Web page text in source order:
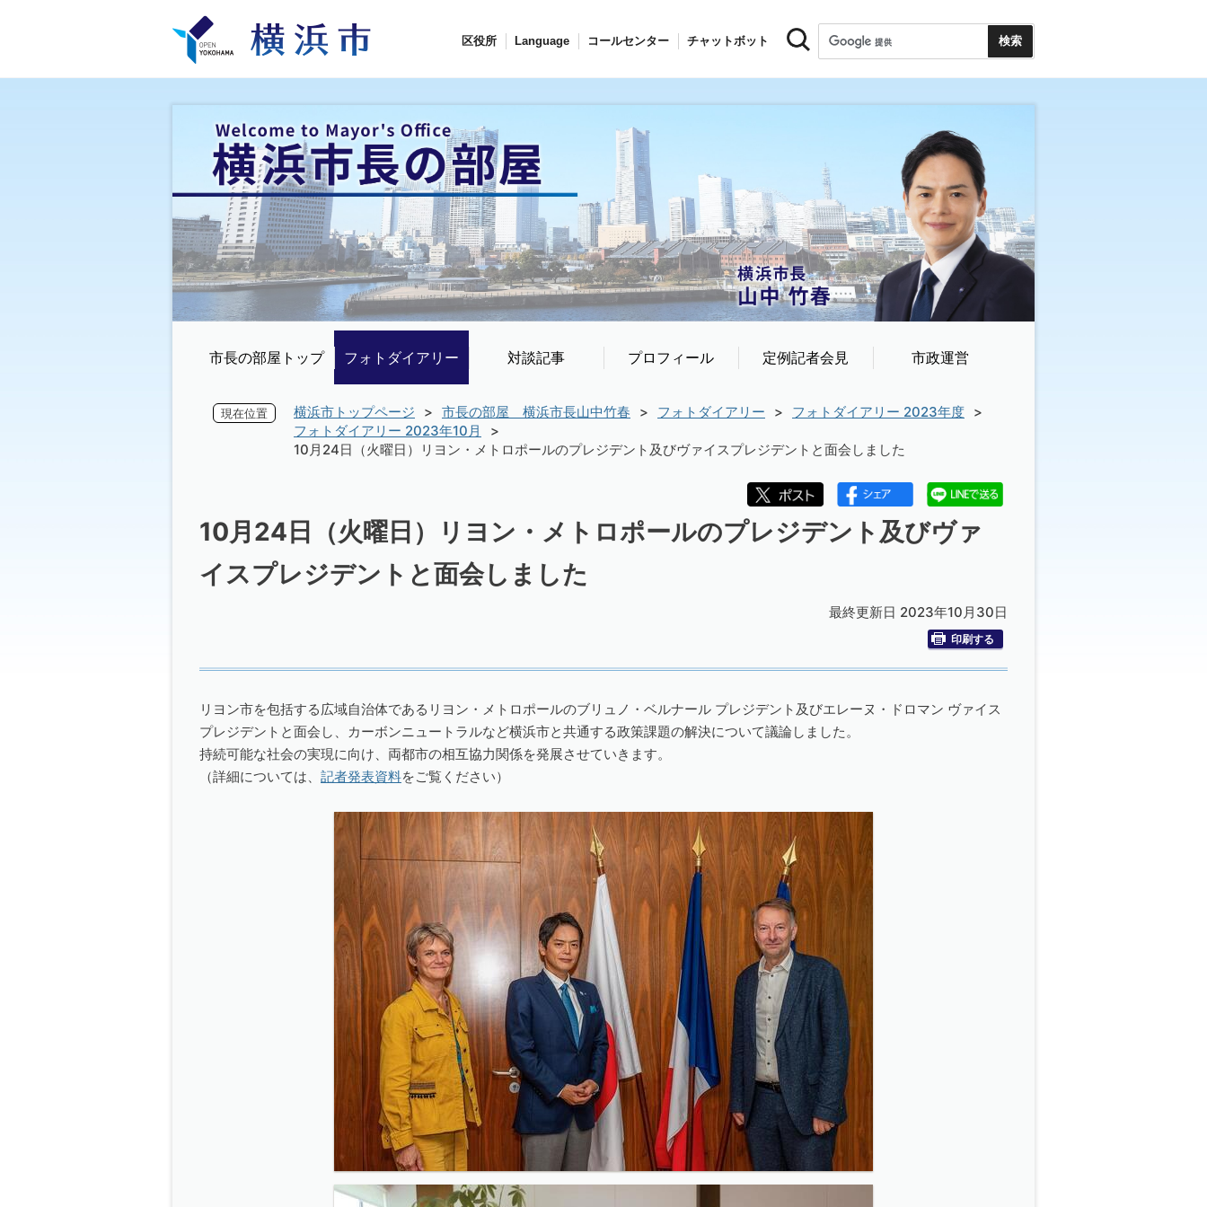
区役所 Language コールセンター チャットボット
市長の部屋トップ フォトダイアリー 対談記事 プロフィール 定例記者会見 市政運営
現在位置 横浜市トップページ 市長の部屋 横浜市長山中竹春 フォトダイアリー
フォトダイアリー 2023年度
フォトダイアリー 2023年10月
10月24日（火曜日）リヨン・メトロポールのプレジデント及びヴァイスプレジデントと面会しました
10月24日（火曜日）リヨン・メトロポールのプレジデント及びヴァ
イスプレジデントと面会しました
最終更新日 2023年10月30日
印刷する
リヨン市を包括する広域自治体であるリヨン・メトロポールのブリュノ・ベルナール プレジデント及びエレーヌ・ドロマン ヴァイス
プレジデントと面会し、カーボンニュートラルなど横浜市と共通する政策課題の解決について議論しました。
持続可能な社会の実現に向け、両都市の相互協力関係を発展させていきます。
（詳細については、 記者発表資料をご覧ください）